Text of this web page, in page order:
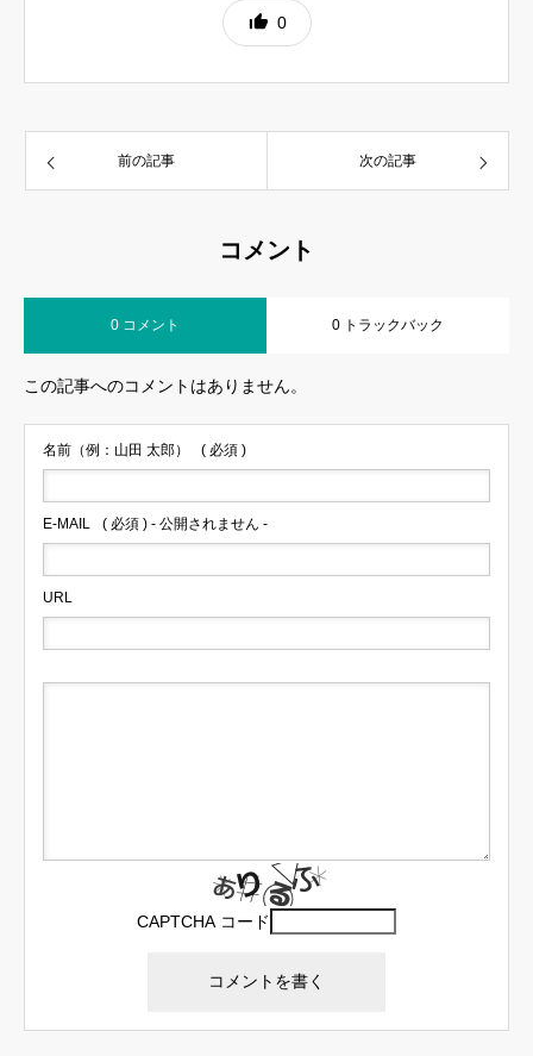
0
前の記事 次の記事
コメント
0 コメント 0 トラックバック
この記事へのコメントはありません。
名前（例：山田 太郎） ( 必須 )
E-MAIL ( 必須 ) - 公開されません -
URL
CAPTCHA コード